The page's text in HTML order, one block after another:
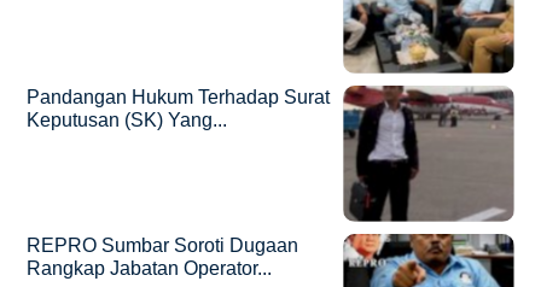
Pandangan Hukum Terhadap Surat
Keputusan (SK) Yang...
REPRO Sumbar Soroti Dugaan
Rangkap Jabatan Operator...